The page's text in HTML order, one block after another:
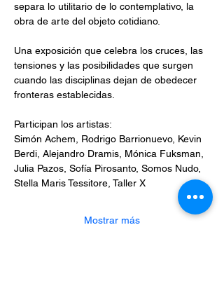
separa lo utilitario de lo contemplativo, la
obra de arte del objeto cotidiano.
Una exposición que celebra los cruces, las
tensiones y las posibilidades que surgen
cuando las disciplinas dejan de obedecer
fronteras establecidas.
Participan los artistas:
Simón Achem, Rodrigo Barrionuevo, Kevin
Berdi, Alejandro Dramis, Mónica Fuksman,
Julia Pazos, Sofía Pirosanto, Somos Nudo,
Stella Maris Tessitore, Taller X
Mostrar más